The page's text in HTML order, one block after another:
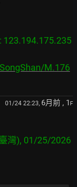
123.194.175.235
M.176
01/24 22:23, 6月前 , 1 F
灣), 01/25/2026